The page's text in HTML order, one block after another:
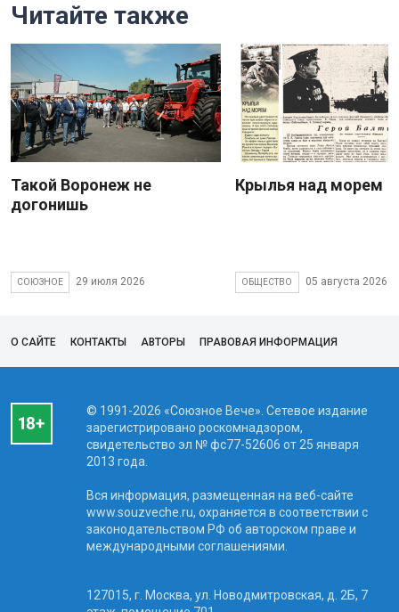
Читайте также
Такой Воронеж не
догонишь
СОЮЗНОЕ 29 июля 2026
Крылья над морем
ОБЩЕСТВО 05 августа 2026
О САЙТЕ КОНТАКТЫ АВТОРЫ ПРАВОВАЯ ИНФОРМАЦИЯ
© 1991-2026 «Союзное Вече». Сетевое издание
зарегистрировано роскомнадзором,
свидетельство эл № фc77-52606 от 25 января
2013 года.
Вся информация, размещенная на веб-сайте
www.souzveche.ru, охраняется в соответствии с
законодательством РФ об авторском праве и
международными соглашениями.
127015, г. Москва, ул. Новодмитровская, д. 2Б, 7